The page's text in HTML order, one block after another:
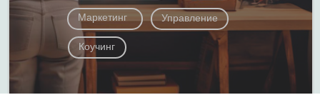
Коучинг
Маркетинг Управление